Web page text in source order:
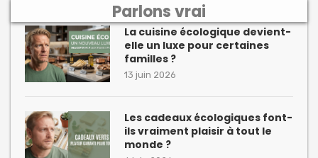
Parlons vrai
La cuisine écologique devient-
elle un luxe pour certaines
familles ?
13 juin 2026
Les cadeaux écologiques font-
ils vraiment plaisir à tout le
monde ?